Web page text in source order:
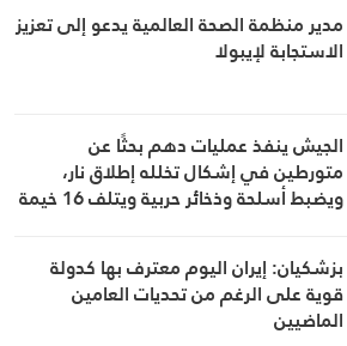
مدير منظمة الصحة العالمية يدعو إلى تعزيز
الاستجابة لإيبولا
الجيش ينفذ عمليات دهم بحثًا عن
متورطين في إشكال تخلله إطلاق نار،
ويضبط أسلحة وذخائر حربية ويتلف 16 خيمة
بزشكيان: إيران اليوم معترف بها كدولة
قوية على الرغم من تحديات العامين
الماضيين